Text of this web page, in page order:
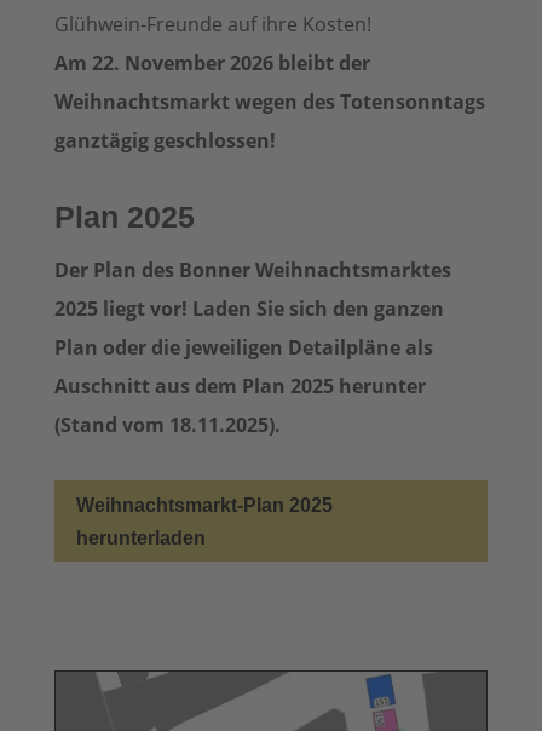
Glühwein-Freunde auf ihre Kosten!
Am 22. November 2026 bleibt der
Weihnachtsmarkt wegen des Totensonntags
ganztägig geschlossen!
Plan 2025
Der Plan des Bonner Weihnachtsmarktes
2025 liegt vor! Laden Sie sich den ganzen
Plan oder die jeweiligen Detailpläne als
Auschnitt aus dem Plan 2025 herunter
(Stand vom 18.11.2025).
Weihnachtsmarkt-Plan 2025
herunterladen